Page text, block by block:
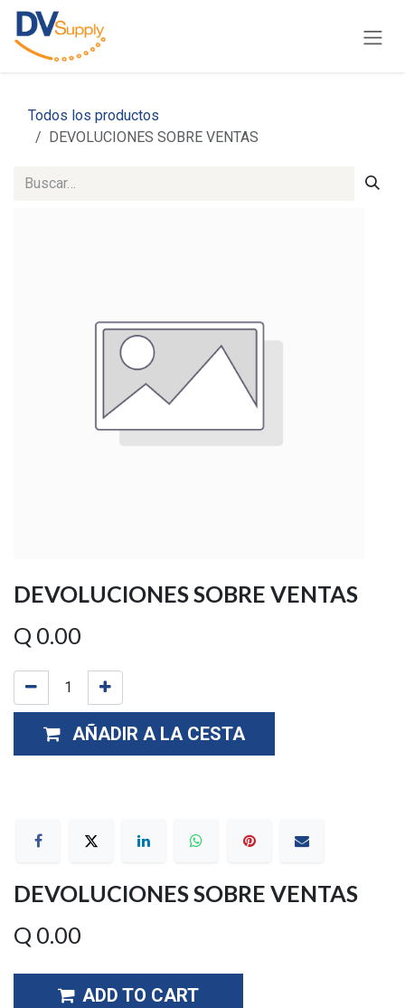
Ir al contenido
Todos los productos
DEVOLUCIONES SOBRE VENTAS
DEVOLUCIONES SOBRE VENTAS
Q 0.00
AÑADIR A LA CESTA
DEVOLUCIONES SOBRE VENTAS
Q 0.00
ADD TO CART